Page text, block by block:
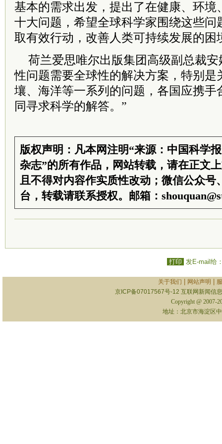
基本的需求出发，提出了在健康、环境
十大问题，希望全球科学家围绕这些问
取有效行动，改善人类可持续发展的困
荷兰爱思唯尔出版集团高级副总裁安
性问题需要全球性的解决方案，特别是
壤、海洋等一系列的问题，各国应携手
同寻求科学的解答。”
版权声明：凡本网注明“来源：中国科学
杂志”的所有作品，网站转载，请在正文
且不得对内容作实质性改动；微信公众号
台，转载请联系授权。邮箱：
打印 发E-mail给
关于我们 网站声明
京ICP备07017567号-12 互联网新闻信
Copyright @ 2007-
地址：北京市海淀区